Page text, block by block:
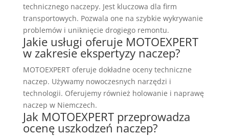
technicznego naczepy. Jest kluczowa dla firm
transportowych. Pozwala one na szybkie wykrywanie
problemów i uniknięcie drogiego remontu.
Jakie usługi oferuje MOTOEXPERT
w zakresie ekspertyzy naczep?
MOTOEXPERT oferuje dokładne oceny techniczne
naczep. Używamy nowoczesnych narzędzi i
technologii. Oferujemy również holowanie i naprawę
naczep w Niemczech.
Jak MOTOEXPERT przeprowadza
ocenę uszkodzeń naczep?